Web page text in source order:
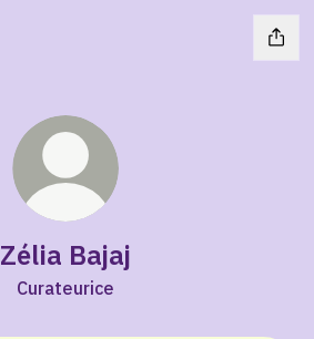
Zélia Bajaj
Curateurice